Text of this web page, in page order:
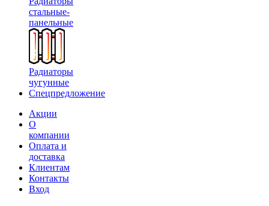
стальные-
панельные
Радиаторы
чугунные
Спецпредложение
Акции
О
компании
Оплата и
доставка
Клиентам
Контакты
Вход